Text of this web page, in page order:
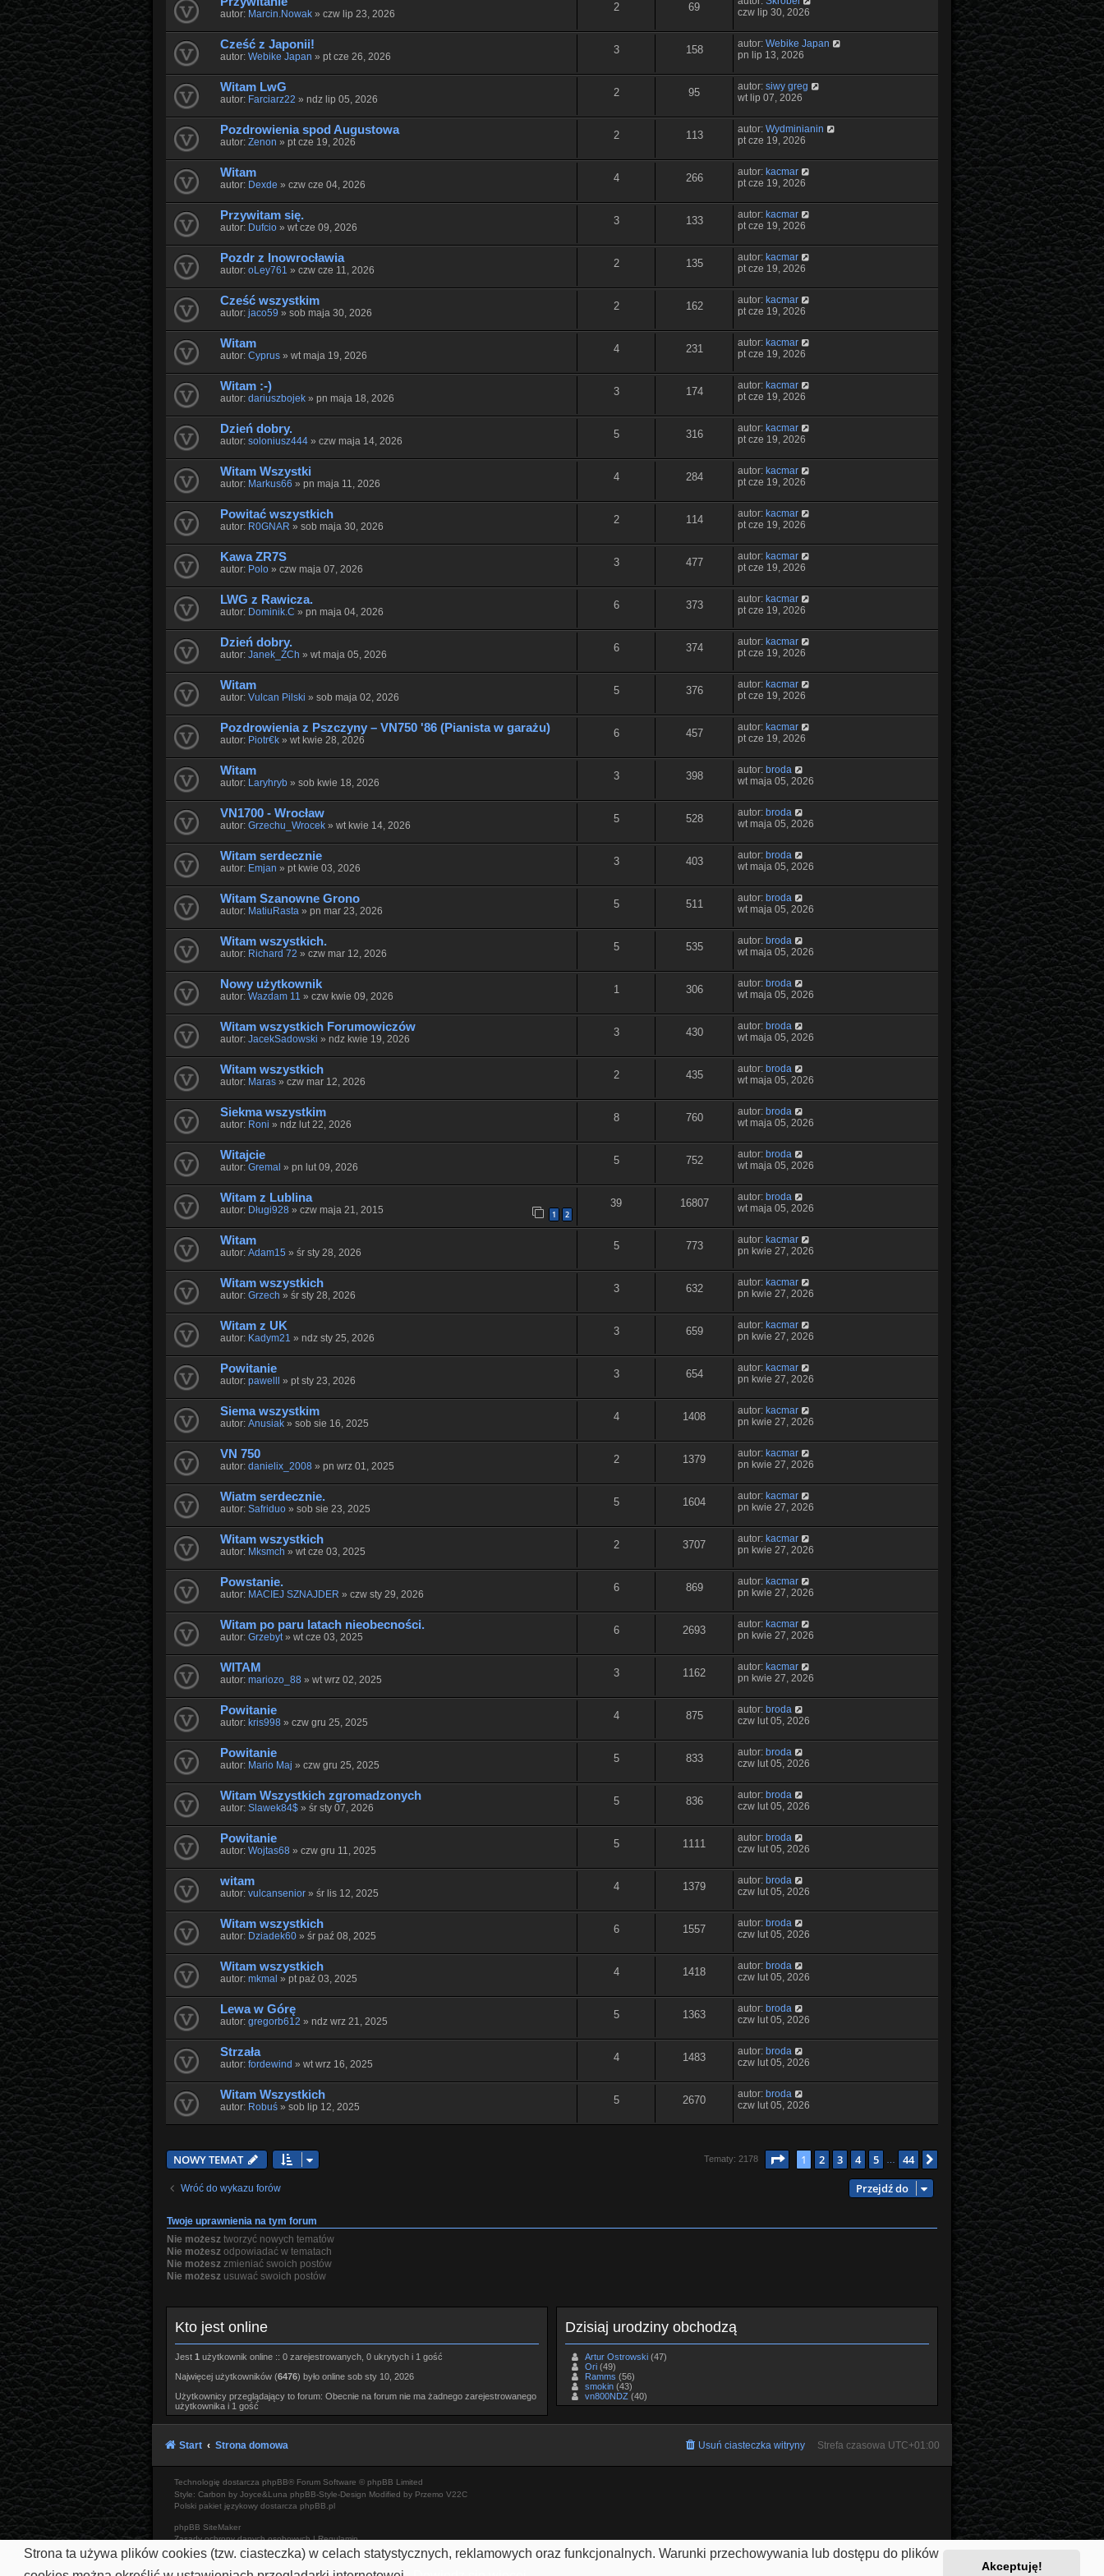
Strona ta używa plików cookies (tzw. ciasteczka) w celach statystycznych, reklamowych oraz funkcjonalnych. Warunki przechowywania lub dostępu do plików
Akceptuję!
autor: Marcin.Nowak» czw lip 23, 2026
2 69
czw lip 30, 2026
Cześć z Japonii!
autor: Webike Japan » pt cze 26, 2026
3 158 autor:Webike Japan
pn lip 13, 2026
Witam LwG
autor: Farciarz22 » ndz lip 05, 2026
2 95 autor:siwy greg
wt lip 07, 2026
Pozdrowienia spod Augustowa
autor: Zenon » pt cze 19, 2026
2 113 autor:Wydminianin
pt cze 19, 2026
Witam
autor: Dexde » czw cze 04, 2026
4 266 autor: kacmar
pt cze 19, 2026
Przywitam się.
autor: Dufcio» wt cze 09, 2026
3 133 autor: kacmar
pt cze 19, 2026
Pozdr z Inowrocławia
autor: oLey761 » czw cze 11, 2026
2 135 autor: kacmar
pt cze 19, 2026
Cześć wszystkim
autor: jaco59 » sob maja 30, 2026
2 162 autor: kacmar
pt cze 19, 2026
Witam
autor: Cyprus» wt maja 19, 2026
4 231 autor: kacmar
pt cze 19, 2026
Witam :-)
autor: dariuszbojek» pn maja 18, 2026
3 174 autor: kacmar
pt cze 19, 2026
Dzień dobry.
autor: soloniusz444» czw maja 14, 2026
5 316 autor: kacmar
pt cze 19, 2026
Witam Wszystki
autor: Markus66 » pn maja 11, 2026
4 284 autor: kacmar
pt cze 19, 2026
Powitać wszystkich
autor: R0GNAR » sob maja 30, 2026
2 114 autor: kacmar
pt cze 19, 2026
Kawa ZR7S
autor: Polo» czw maja 07, 2026
3 477 autor: kacmar
pt cze 19, 2026
LWG z Rawicza.
autor: Dominik.C » pn maja 04, 2026
6 373 autor: kacmar
pt cze 19, 2026
Dzień dobry.
autor: Janek_ŻCh » wt maja 05, 2026
6 374 autor: kacmar
pt cze 19, 2026
Witam
autor: Vulcan Pilski » sob maja 02, 2026
5 376 autor: kacmar
pt cze 19, 2026
Pozdrowienia z Pszczyny – VN750 '86 (Pianista w garażu)
autor: Piotr€k» wt kwie 28, 2026
6 457 autor: kacmar
pt cze 19, 2026
Witam
autor: Laryhryb» sob kwie 18, 2026
3 398 autor: broda
wt maja 05, 2026
VN1700 - Wrocław
autor: Grzechu_Wrocek» wt kwie 14, 2026
5 528 autor: broda
wt maja 05, 2026
Witam serdecznie
autor: Emjan » pt kwie 03, 2026
3 403 autor: broda
wt maja 05, 2026
Witam Szanowne Grono
autor: MatiuRasta» pn mar 23, 2026
5 511 autor: broda
wt maja 05, 2026
Witam wszystkich.
autor: Richard 72 » czw mar 12, 2026
5 535 autor: broda
wt maja 05, 2026
Nowy użytkownik
autor: Wazdam 11 » czw kwie 09, 2026
1 306 autor: broda
wt maja 05, 2026
Witam wszystkich Forumowiczów
autor: JacekSadowski » ndz kwie 19, 2026
3 430 autor: broda
wt maja 05, 2026
Witam wszystkich
autor: Maras» czw mar 12, 2026
2 435 autor: broda
wt maja 05, 2026
Siekma wszystkim
autor: Roni » ndz lut 22, 2026
8 760 autor: broda
wt maja 05, 2026
Witajcie
autor: Gremal » pn lut 09, 2026
5 752 autor: broda
wt maja 05, 2026
Witam z Lublina
autor: Długi928» czw maja 21, 2015 1 2
39 16807 autor: broda
wt maja 05, 2026
Witam
autor: Adam15 » śr sty 28, 2026
5 773 autor: kacmar
pn kwie 27, 2026
Witam wszystkich
autor: Grzech » śr sty 28, 2026
3 632 autor: kacmar
pn kwie 27, 2026
Witam z UK
autor: Kadym21 » ndz sty 25, 2026
3 659 autor: kacmar
pn kwie 27, 2026
Powitanie
autor: pawelll » pt sty 23, 2026
3 654 autor: kacmar
pn kwie 27, 2026
Siema wszystkim
autor: Anusiak» sob sie 16, 2025
4 1408 autor: kacmar
pn kwie 27, 2026
VN 750
autor: danielix_2008» pn wrz 01, 2025
2 1379 autor: kacmar
pn kwie 27, 2026
Wiatm serdecznie.
autor: Safriduo» sob sie 23, 2025
5 1604 autor: kacmar
pn kwie 27, 2026
Witam wszystkich
autor: Mksmch » wt cze 03, 2025
2 3707 autor: kacmar
pn kwie 27, 2026
Powstanie.
autor: MACIEJ SZNAJDER » czw sty 29, 2026
6 869 autor: kacmar
pn kwie 27, 2026
Witam po paru latach nieobecności.
autor: Grzebyt» wt cze 03, 2025
6 2693 autor: kacmar
pn kwie 27, 2026
WITAM
autor: mariozo_88» wt wrz 02, 2025
3 1162 autor: kacmar
pn kwie 27, 2026
Powitanie
autor: kris998» czw gru 25, 2025
4 875 autor: broda
czw lut 05, 2026
Powitanie
autor: Mario Maj » czw gru 25, 2025
5 833 autor: broda
czw lut 05, 2026
Witam Wszystkich zgromadzonych
autor: Slawek84$» śr sty 07, 2026
5 836 autor: broda
czw lut 05, 2026
Powitanie
autor: Wojtas68» czw gru 11, 2025
5 1111 autor: broda
czw lut 05, 2026
witam
autor: vulcansenior» śr lis 12, 2025
4 1379 autor: broda
czw lut 05, 2026
Witam wszystkich
autor: Dziadek60» śr paź 08, 2025
6 1557 autor: broda
czw lut 05, 2026
Witam wszystkich
autor: mkmal » pt paź 03, 2025
4 1418 autor: broda
czw lut 05, 2026
Lewa w Górę
autor: gregorb612 » ndz wrz 21, 2025
5 1363 autor: broda
czw lut 05, 2026
Strzała
autor: fordewind » wt wrz 16, 2025
4 1483 autor: broda
czw lut 05, 2026
Witam Wszystkich
autor: Robuś» sob lip 12, 2025
5 2670 autor: broda
czw lut 05, 2026
NOWY TEMAT Tematy: 2178 Strona1 z44
1 2 3 4 5 44 Następna
Wróć do wykazu forów Przejdź do
Twoje uprawnienia na tym forum
Nie możesztworzyć nowych tematów
Nie możeszodpowiadać w tematach
Nie możeszzmieniać swoich postów
Nie możeszusuwać swoich postów
Kto jest online
Jest 1 użytkownik online :: 0 zarejestrowanych, 0 ukrytych i 1 gość
Najwięcej użytkowników (6476) było online sob sty 10, 2026
Użytkownicy przeglądający to forum: Obecnie na forum nie ma żadnego zarejestrowanego
użytkownika i 1 gość
Dzisiaj urodziny obchodzą
Artur Ostrowski(47)
Ori(49)
Ramms (56)
smokin(43)
vn800NDZ (40)
Start Strona domowa Strefa czasowa UTC+01:00
Usuń ciasteczka witryny
Technologię dostarcza phpBB® Forum Software © phpBB Limited
Style: Carbon by Joyce&Luna phpBB-Style-Design Modified by Przemo V22C
Polski pakiet językowy dostarcza phpBB.pl
phpBB SiteMaker
Zasady ochrony danych osobowych |Regulamin